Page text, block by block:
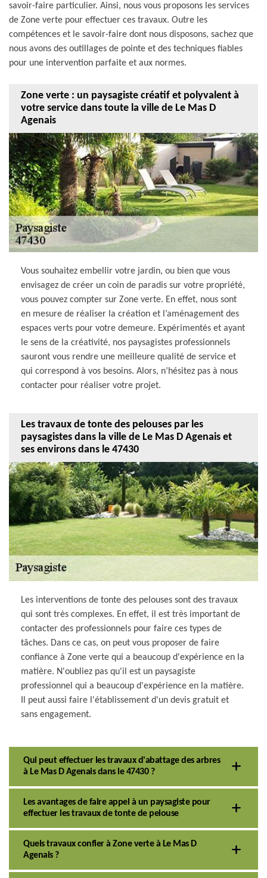
savoir-faire particulier. Ainsi, nous vous proposons les services
de Zone verte pour effectuer ces travaux. Outre les
compétences et le savoir-faire dont nous disposons, sachez que
nous avons des outillages de pointe et des techniques fiables
pour une intervention parfaite et aux normes.
Zone verte : un paysagiste créatif et polyvalent à
votre service dans toute la ville de Le Mas D
Agenais
Vous souhaitez embellir votre jardin, ou bien que vous
envisagez de créer un coin de paradis sur votre propriété,
vous pouvez compter sur Zone verte. En effet, nous sont
en mesure de réaliser la création et l’aménagement des
espaces verts pour votre demeure. Expérimentés et ayant
le sens de la créativité, nos paysagistes professionnels
sauront vous rendre une meilleure qualité de service et
qui correspond à vos besoins. Alors, n’hésitez pas à nous
contacter pour réaliser votre projet.
Les travaux de tonte des pelouses par les
paysagistes dans la ville de Le Mas D Agenais et
ses environs dans le 47430
Les interventions de tonte des pelouses sont des travaux
qui sont très complexes. En effet, il est très important de
contacter des professionnels pour faire ces types de
tâches. Dans ce cas, on peut vous proposer de faire
confiance à Zone verte qui a beaucoup d'expérience en la
matière. N'oubliez pas qu'il est un paysagiste
professionnel qui a beaucoup d'expérience en la matière.
Il peut aussi faire l'établissement d'un devis gratuit et
sans engagement.
Qui peut effectuer les travaux d'abattage des arbres
à Le Mas D Agenais dans le 47430 ?
Les avantages de faire appel à un paysagiste pour
effectuer les travaux de tonte de pelouse
Quels travaux confier à Zone verte à Le Mas D
Agenais ?